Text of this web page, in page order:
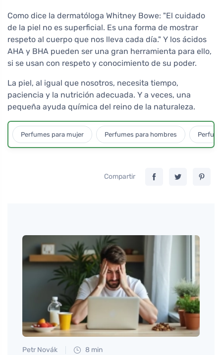
Como dice la dermatóloga Whitney Bowe: "El cuidado
de la piel no es superficial. Es una forma de mostrar
respeto al cuerpo que nos lleva cada día." Y los ácidos
AHA y BHA pueden ser una gran herramienta para ello,
si se usan con respeto y conocimiento de su poder.
La piel, al igual que nosotros, necesita tiempo,
paciencia y la nutrición adecuada. Y a veces, una
pequeña ayuda química del reino de la naturaleza.
Perfumes para mujer Perfumes para hombres
Compartir
Petr Novák 8 min